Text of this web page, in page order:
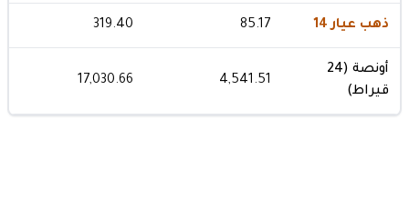
ذهب عيار 14 85.17
319.40
أونصة (24
قيراط)
4,541.51
17,030.66